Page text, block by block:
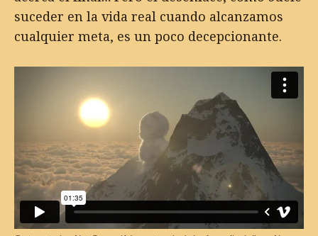
suceder en la vida real cuando alcanzamos
cualquier meta, es un poco decepcionante.